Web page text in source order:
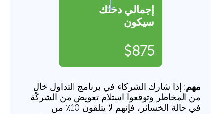
إجمالي دخلك
سيكون
$875
مهم: إذا شارك الشركاء في برنامج التداول خالٍ
من المخاطر وتوقعوا استلام تعويض من الشركة
في حالة الخسائر، فإنهم لا يتلقون 10٪ من